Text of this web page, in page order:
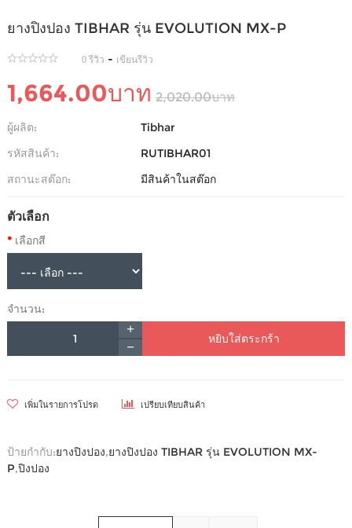
ยางปิงปอง TIBHAR รุ่น EVOLUTION MX-P
0 รีวิว - เขียนรีวิว
1,664.00บาท 2,020.00บาท
ผู้ผลิต:
Tibhar
รหัสสินค้า:
RUTIBHAR01
สถานะสต๊อก:
มีสินค้าในสต๊อก
ตัวเลือก
เลือกสี
จำนวน:
หยิบใส่ตระกร้า
เพิ่มในรายการโปรด เปรียบเทียบสินค้า
ป้ายกำกับ:ยางปิงปอง,ยางปิงปอง TIBHAR รุ่น EVOLUTION MX-
P,ปิงปอง